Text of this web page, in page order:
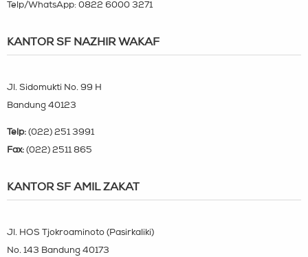
Telp/WhatsApp: 0822 6000 3271
KANTOR SF NAZHIR WAKAF
Jl. Sidomukti No. 99 H
Bandung 40123
Telp: (022) 251 3991
Fax: (022) 2511 865
KANTOR SF AMIL ZAKAT
Jl. HOS Tjokroaminoto (Pasirkaliki)
No. 143 Bandung 40173